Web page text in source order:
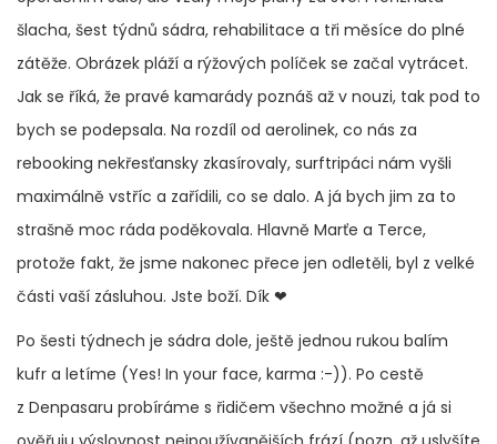
šlacha, šest týdnů sádra, rehabilitace a tři měsíce do plné
zátěže. Obrázek pláží a rýžových políček se začal vytrácet.
Jak se říká, že pravé kamarády poznáš až v nouzi, tak pod to
bych se podepsala. Na rozdíl od aerolinek, co nás za
rebooking nekřesťansky zkasírovaly, surftripáci nám vyšli
maximálně vstříc a zařídili, co se dalo. A já bych jim za to
strašně moc ráda poděkovala. Hlavně Marťe a Terce,
protože fakt, že jsme nakonec přece jen odletěli, byl z velké
části vaší zásluhou. Jste boží. Dík ❤
Po šesti týdnech je sádra dole, ještě jednou rukou balím
kufr a letíme (Yes! In your face, karma :-)). Po cestě
z Denpasaru probíráme s řidičem všechno možné a já si